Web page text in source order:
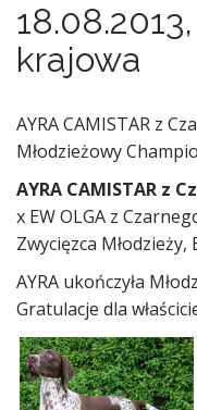
krajowa
AYRA CAMISTAR z
Młodzieżowy
AYRA CAMISTAR z
x EW OLGA z
Zwycięzca Młodzieży,
AYRA ukończyła
Gratulacje dla